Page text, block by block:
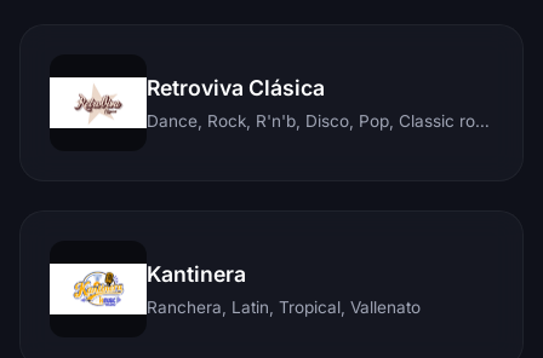
Retroviva Clásica
Dance, Rock, R'n'b, Disco, Pop, Classic rock, Techno, Reggae
Kantinera
Ranchera, Latin, Tropical, Vallenato